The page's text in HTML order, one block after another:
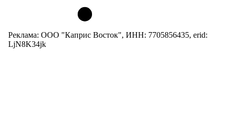
Реклама: ООО "Каприс Восток", ИНН: 7705856435, erid:
LjN8K34jk